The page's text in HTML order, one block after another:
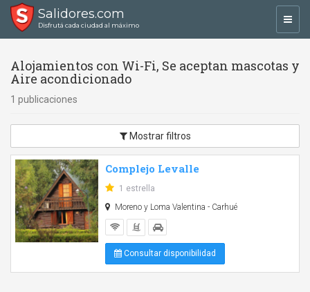
Salidores.com
Disfrutá cada ciudad al máximo
Alojamientos con Wi-Fi, Se aceptan mascotas y
Aire acondicionado
1 publicaciones
Mostrar filtros
Complejo Levalle
1 estrella
Moreno y Loma Valentina - Carhué
Consultar disponibilidad